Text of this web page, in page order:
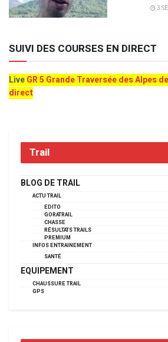
3
SUIVI DES COURSES EN DIRECT
LiveGR 5 Grande Traversée des Alpes
direct
Trail
BLOG DE TRAIL
ACTU TRAIL
EDITO
GORATRAIL
CHASSE
RÉSULTATS TRAILS
PREMIUM
INFOS ENTRAINEMENT
SANTÉ
EQUIPEMENT
CHAUSSURE TRAIL
GPS